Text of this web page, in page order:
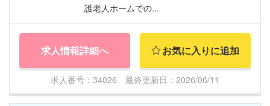
護老人ホームでの...
求人情報詳細へ お気に入りに追加
求人番号：34026 最終更新日：2026/06/11